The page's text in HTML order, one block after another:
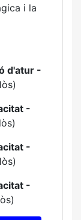
i la
d'atur -
-
-
-